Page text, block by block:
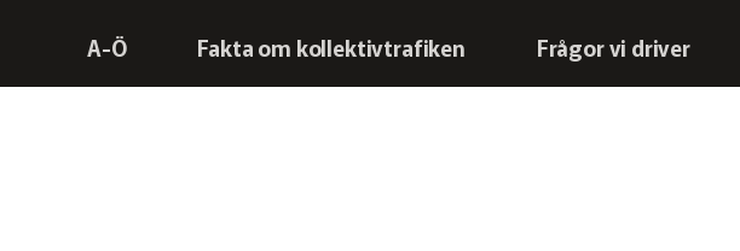
A-Ö Fakta om kollektivtrafiken Frågor vi driver